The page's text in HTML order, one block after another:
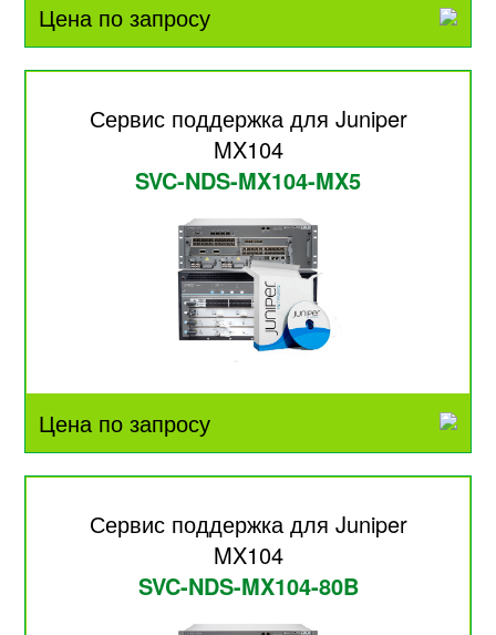
Цена по запросу
Сервис поддержка для Juniper
MX104
SVC-NDS-MX104-MX5
Цена по запросу
Сервис поддержка для Juniper
MX104
SVC-NDS-MX104-80B